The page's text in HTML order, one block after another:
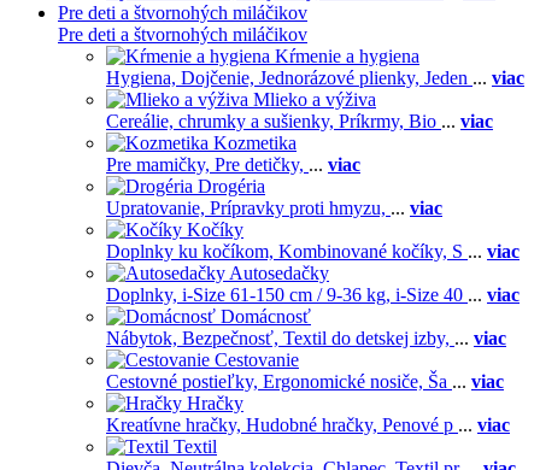
Pre deti a štvornohých miláčikov
Pre deti a štvornohých miláčikov
Kŕmenie a hygiena
Hygiena, Dojčenie, Jednorázové plienky, Jeden ... viac
Mlieko a výživa
Cereálie, chrumky a sušienky, Príkrmy, Bio ... viac
Kozmetika
Pre mamičky, Pre detičky, ... viac
Drogéria
Upratovanie, Prípravky proti hmyzu, ... viac
Kočíky
Doplnky ku kočíkom, Kombinované kočíky, S ... viac
Autosedačky
Doplnky, i-Size 61-150 cm / 9-36 kg, i-Size 40 ... viac
Domácnosť
Nábytok, Bezpečnosť, Textil do detskej izby, ... viac
Cestovanie
Cestovné postieľky, Ergonomické nosiče, Ša ... viac
Hračky
Kreatívne hračky, Hudobné hračky, Penové p ... viac
Textil